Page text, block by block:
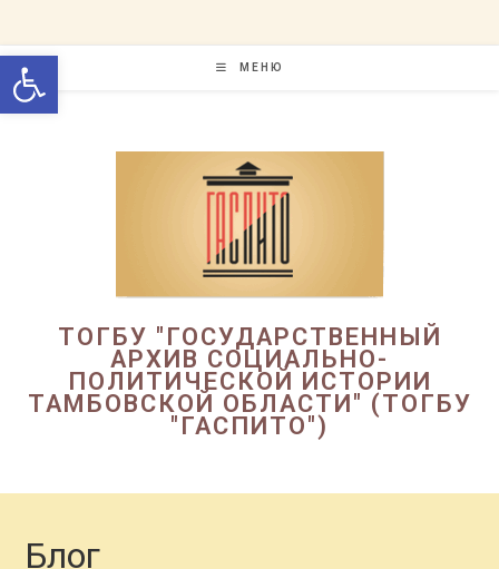
Открыть панель
содержимому
МЕНЮ
ТОГБУ "ГОСУДАРСТВЕННЫЙ
АРХИВ СОЦИАЛЬНО-
ПОЛИТИЧЕСКОЙ ИСТОРИИ
ТАМБОВСКОЙ ОБЛАСТИ" (ТОГБУ
"ГАСПИТО")
Блог